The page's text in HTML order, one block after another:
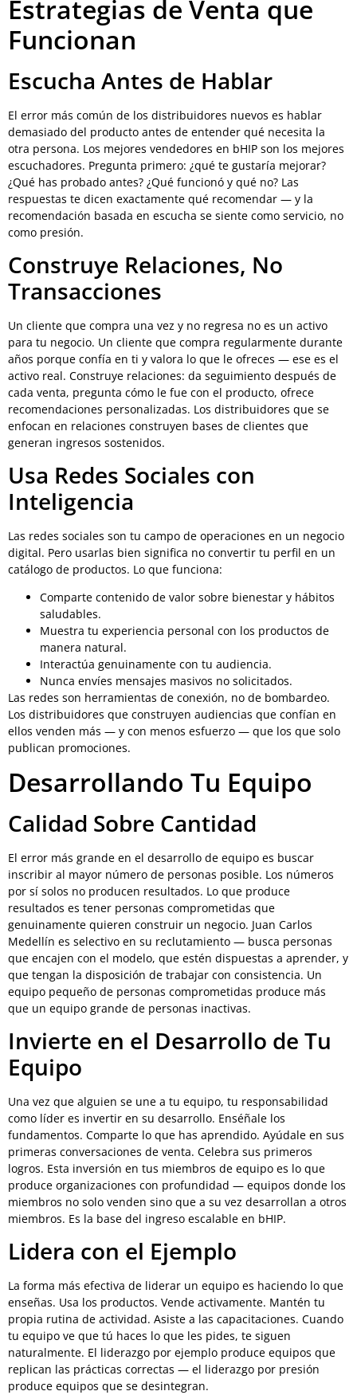
Estrategias de Venta que
Funcionan
Escucha Antes de Hablar
El error más común de los distribuidores nuevos es hablar
demasiado del producto antes de entender qué necesita la
otra persona. Los mejores vendedores en bHIP son los mejores
escuchadores. Pregunta primero: ¿qué te gustaría mejorar?
¿Qué has probado antes? ¿Qué funcionó y qué no? Las
respuestas te dicen exactamente qué recomendar — y la
recomendación basada en escucha se siente como servicio, no
como presión.
Construye Relaciones, No
Transacciones
Un cliente que compra una vez y no regresa no es un activo
para tu negocio. Un cliente que compra regularmente durante
años porque confía en ti y valora lo que le ofreces — ese es el
activo real. Construye relaciones: da seguimiento después de
cada venta, pregunta cómo le fue con el producto, ofrece
recomendaciones personalizadas. Los distribuidores que se
enfocan en relaciones construyen bases de clientes que
generan ingresos sostenidos.
Usa Redes Sociales con
Inteligencia
Las redes sociales son tu campo de operaciones en un negocio
digital. Pero usarlas bien significa no convertir tu perfil en un
catálogo de productos. Lo que funciona:
Comparte contenido de valor sobre bienestar y hábitos
saludables.
Muestra tu experiencia personal con los productos de
manera natural.
Interactúa genuinamente con tu audiencia.
Nunca envíes mensajes masivos no solicitados.
Las redes son herramientas de conexión, no de bombardeo.
Los distribuidores que construyen audiencias que confían en
ellos venden más — y con menos esfuerzo — que los que solo
publican promociones.
Desarrollando Tu Equipo
Calidad Sobre Cantidad
El error más grande en el desarrollo de equipo es buscar
inscribir al mayor número de personas posible. Los números
por sí solos no producen resultados. Lo que produce
resultados es tener personas comprometidas que
genuinamente quieren construir un negocio. Juan Carlos
Medellín es selectivo en su reclutamiento — busca personas
que encajen con el modelo, que estén dispuestas a aprender, y
que tengan la disposición de trabajar con consistencia. Un
equipo pequeño de personas comprometidas produce más
que un equipo grande de personas inactivas.
Invierte en el Desarrollo de Tu
Equipo
Una vez que alguien se une a tu equipo, tu responsabilidad
como líder es invertir en su desarrollo. Enséñale los
fundamentos. Comparte lo que has aprendido. Ayúdale en sus
primeras conversaciones de venta. Celebra sus primeros
logros. Esta inversión en tus miembros de equipo es lo que
produce organizaciones con profundidad — equipos donde los
miembros no solo venden sino que a su vez desarrollan a otros
miembros. Es la base del ingreso escalable en bHIP.
Lidera con el Ejemplo
La forma más efectiva de liderar un equipo es haciendo lo que
enseñas. Usa los productos. Vende activamente. Mantén tu
propia rutina de actividad. Asiste a las capacitaciones. Cuando
tu equipo ve que tú haces lo que les pides, te siguen
naturalmente. El liderazgo por ejemplo produce equipos que
replican las prácticas correctas — el liderazgo por presión
produce equipos que se desintegran.